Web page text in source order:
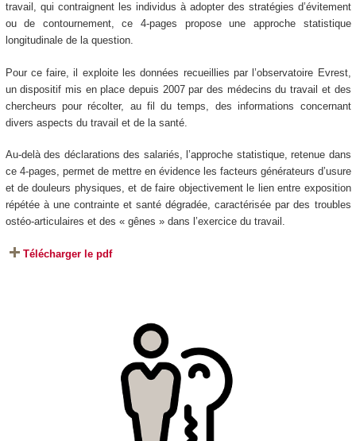
travail, qui contraignent les individus à adopter des stratégies d’évitement
ou de contournement, ce 4-pages propose une approche statistique
longitudinale de la question.
Pour ce faire, il exploite les données recueillies par l’observatoire Evrest,
un dispositif mis en place depuis 2007 par des médecins du travail et des
chercheurs pour récolter, au fil du temps, des informations concernant
divers aspects du travail et de la santé.
Au-delà des déclarations des salariés, l’approche statistique, retenue dans
ce 4-pages, permet de mettre en évidence les facteurs générateurs d’usure
et de douleurs physiques, et de faire objectivement le lien entre exposition
répétée à une contrainte et santé dégradée, caractérisée par des troubles
ostéo-articulaires et des « gênes » dans l’exercice du travail.
Télécharger le pdf